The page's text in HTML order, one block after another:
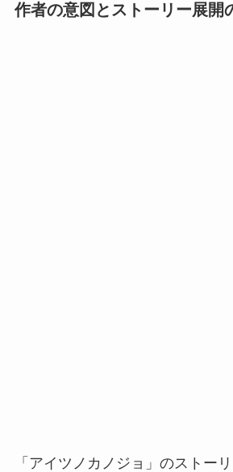
作者の意図とストーリー展開
「アイツノカノジョ」のストー